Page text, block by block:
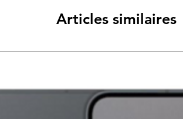
Articles similaires